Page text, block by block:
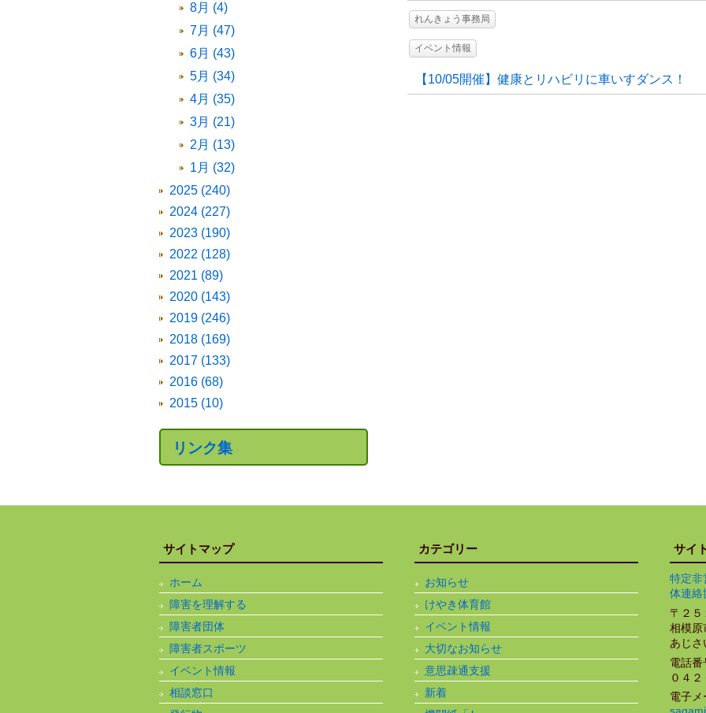
れんきょう事務局
イベント情報
【10/05開催】健康とリハビリに車いすダンス！
8月 (4)
7月 (47)
6月 (43)
5月 (34)
4月 (35)
3月 (21)
2月 (13)
1月 (32)
2025 (240)
2024 (227)
2023 (190)
2022 (128)
2021 (89)
2020 (143)
2019 (246)
2018 (169)
2017 (133)
2016 (68)
2015 (10)
リンク集
サイトマップ
ホーム
障害を理解する
障害者団体
障害者スポーツ
イベント情報
相談窓口
カテゴリー
お知らせ
けやき体育館
イベント情報
大切なお知らせ
意思疎通支援
新着
サイ
特定非
体連絡
〒２
相模原
あじ
電話
０４
電子メ